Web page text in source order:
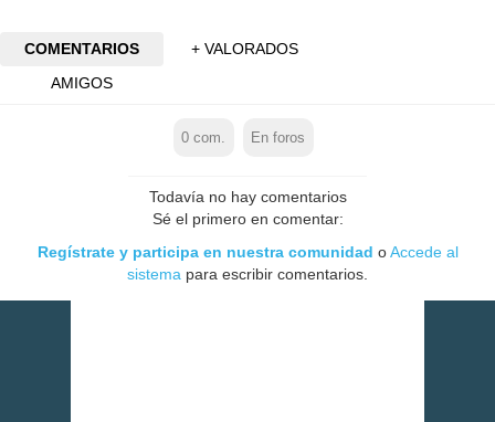
COMENTARIOS
+ VALORADOS
AMIGOS
0 com. En foros
Todavía no hay comentarios
Sé el primero en comentar:
Regístrate y participa en nuestra comunidad oAccede al
sistema para escribir comentarios.